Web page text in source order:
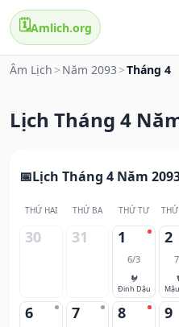
🗓️Amlich.org
Âm Lịch > Năm 2093 >Tháng 4
Lịch Tháng 4
Lịch Tháng 4 Năm
THỨ HAI THỨ BA THỨ TƯ
30 31 1
6/3
🐓
Đinh Dậu
2
6 7 8 9